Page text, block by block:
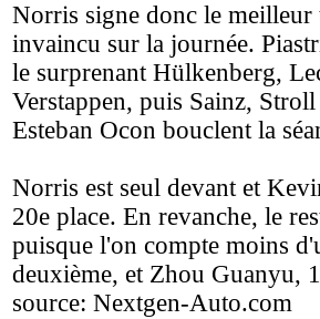
Norris signe donc le meilleur
invaincu sur la journée.
le surprenant Hülkenberg,
Verstappen, puis Sainz,
Esteban Ocon bouclent la
Norris est seul devant et
20e place. En revanche, le
puisque l'on compte moins
deuxième, et Zhou Guanyu,
source: Nextgen-Auto.com